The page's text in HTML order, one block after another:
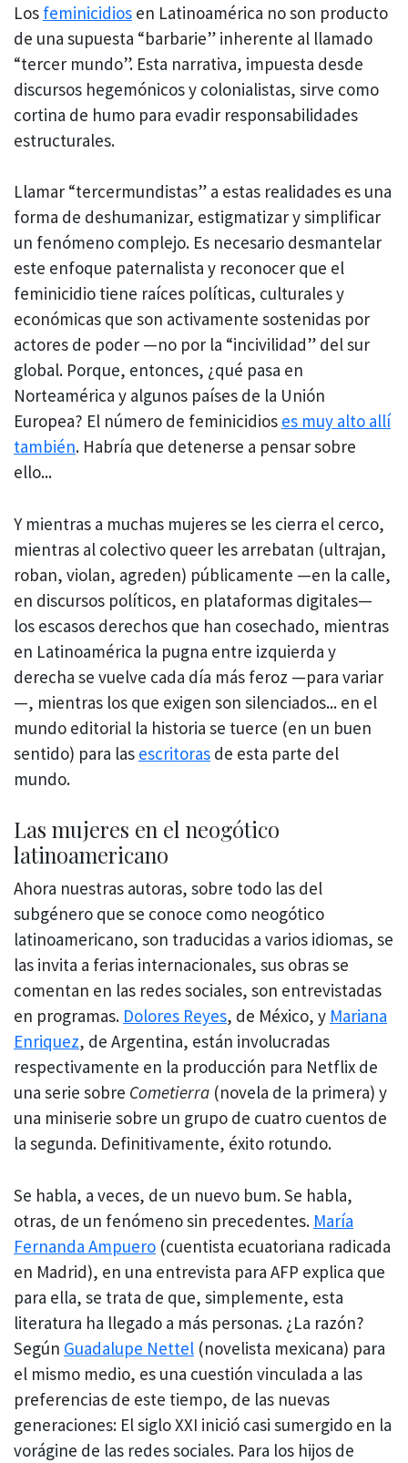
Los feminicidios en Latinoamérica no son producto
de una supuesta “barbarie” inherente al llamado
“tercer mundo”. Esta narrativa, impuesta desde
discursos hegemónicos y colonialistas, sirve como
cortina de humo para evadir responsabilidades
estructurales.
Llamar “tercermundistas” a estas realidades es una
forma de deshumanizar, estigmatizar y simplificar
un fenómeno complejo. Es necesario desmantelar
este enfoque paternalista y reconocer que el
feminicidio tiene raíces políticas, culturales y
económicas que son activamente sostenidas por
actores de poder —no por la “incivilidad” del sur
global. Porque, entonces, ¿qué pasa en
Norteamérica y algunos países de la Unión
Europea? El número de feminicidios es muy alto allí
también. Habría que detenerse a pensar sobre
ello...
Y mientras a muchas mujeres se les cierra el cerco,
mientras al colectivo queer les arrebatan (ultrajan,
roban, violan, agreden) públicamente —en la calle,
en discursos políticos, en plataformas digitales—
los escasos derechos que han cosechado, mientras
en Latinoamérica la pugna entre izquierda y
derecha se vuelve cada día más feroz —para variar
—, mientras los que exigen son silenciados... en el
mundo editorial la historia se tuerce (en un buen
sentido) para las escritoras de esta parte del
mundo.
Las mujeres en el neogótico
latinoamericano
Ahora nuestras autoras, sobre todo las del
subgénero que se conoce como neogótico
latinoamericano, son traducidas a varios idiomas, se
las invita a ferias internacionales, sus obras se
comentan en las redes sociales, son entrevistadas
en programas. Dolores Reyes, de México, y Mariana
Enriquez, de Argentina, están involucradas
respectivamente en la producción para Netflix de
una serie sobre Cometierra (novela de la primera) y
una miniserie sobre un grupo de cuatro cuentos de
la segunda. Definitivamente, éxito rotundo.
Se habla, a veces, de un nuevo bum. Se habla,
otras, de un fenómeno sin precedentes. María
Fernanda Ampuero (cuentista ecuatoriana radicada
en Madrid), en una entrevista para AFP explica que
para ella, se trata de que, simplemente, esta
literatura ha llegado a más personas. ¿La razón?
Según Guadalupe Nettel (novelista mexicana) para
el mismo medio, es una cuestión vinculada a las
preferencias de este tiempo, de las nuevas
generaciones: El siglo XXI inició casi sumergido en la
vorágine de las redes sociales. Para los hijos de